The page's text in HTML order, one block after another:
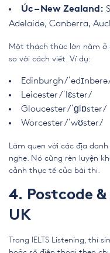
Úc – New Zealand:
Adelaide, Canberra,
Một thách thức lớn nằm ở
so với cách viết. Ví dụ:
Edinburgh /
Leicester /ˈlɛstər/
Gloucester /ˈɡlɒstər/
Worcester /ˈwʊstər/
Làm quen với các địa
nghe. Nó cũng rèn luyện
cảnh thực tế của bài thi.
4. Postcode
UK
Trong IELTS Listening, thí